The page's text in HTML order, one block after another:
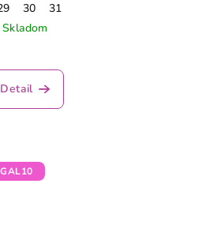
30
31
Skladom
Detail